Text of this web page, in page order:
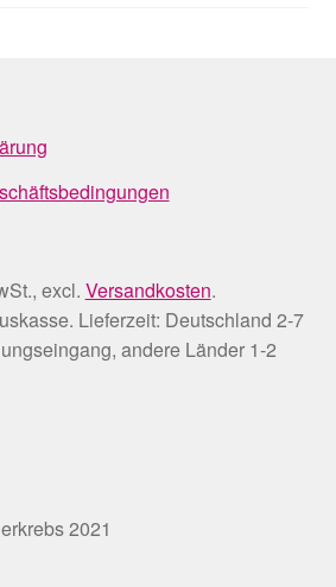
excl. Versandkosten.
Lieferzeit: Deutschland 2-7
andere Länder 1-2
2021